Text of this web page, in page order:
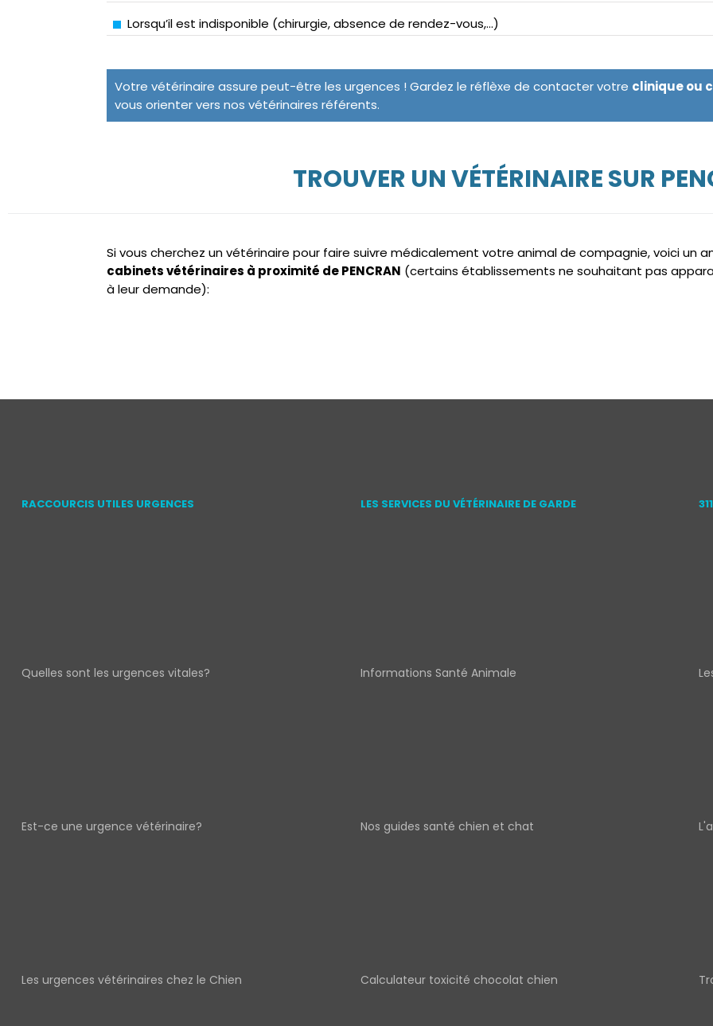
Lorsqu’il est indisponible (chirurgie, absence de rendez-vous,...)
Votre vétérinaire assure peut-être les urgences ! Gardez le réflèxe de contacter votre clinique ou
vous orienter vers nos vétérinaires référents.
TROUVER UN VÉTÉRINAIRE SUR
Si vous cherchez un vétérinaire pour faire suivre médicalement votre animal de compagnie, voici un
cabinets vétérinaires à proximité de PENCRAN (certains établissements ne souhaitant pas
à leur demande):
RACCOURCIS UTILES URGENCES
Quelles sont les urgences vitales?
Est-ce une urgence vétérinaire?
Les urgences vétérinaires chez le Chien
LES SERVICES DU VÉTÉRINAIRE DE GARDE
Informations Santé Animale
Nos guides santé chien et chat
Calculateur toxicité chocolat chien